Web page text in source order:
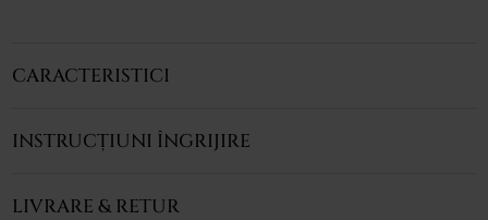
CARACTERISTICI
INSTRUCȚIUNI ÎNGRIJIRE
LIVRARE & RETUR